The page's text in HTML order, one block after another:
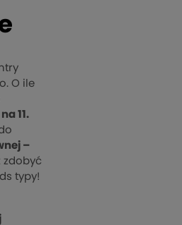
O ile
11.
–
zdobyć
typy!